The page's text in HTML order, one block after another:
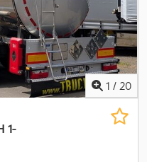
o inspecție TÜV nouă,
atelierelor noastre
sau inscripționări
noastre generale de
ofertă de finanțare sau
să ne contactați!
1 / 20
1-